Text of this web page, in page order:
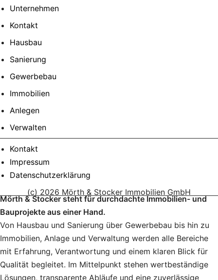
Unternehmen
Kontakt
Hausbau
Sanierung
Gewerbebau
Immobilien
Anlegen
Verwalten
Kontakt
Impressum
Datenschutzerklärung
(c) 2026 Mörth & Stocker Immobilien GmbH
Mörth & Stocker steht für durchdachte Immobilien- und
Bauprojekte aus einer Hand.
Von Hausbau und Sanierung über Gewerbebau bis hin zu
Immobilien, Anlage und Verwaltung werden alle Bereiche
mit Erfahrung, Verantwortung und einem klaren Blick für
Qualität begleitet. Im Mittelpunkt stehen wertbeständige
Lösungen, transparente Abläufe und eine zuverlässige